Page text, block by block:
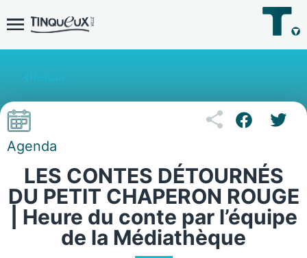
Agenda
LES CONTES DÉTOURNÉS
DU PETIT CHAPERON ROUGE
| Heure du conte par l’équipe
de la Médiathèque